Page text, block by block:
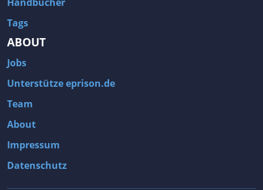
Tags
ABOUT
Jobs
Unterstütze eprison.de
Team
About
Impressum
Datenschutz